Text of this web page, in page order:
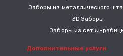
Заборы из металлического
3D Заборы
Заборы из сетки-
Дополнительные услуги